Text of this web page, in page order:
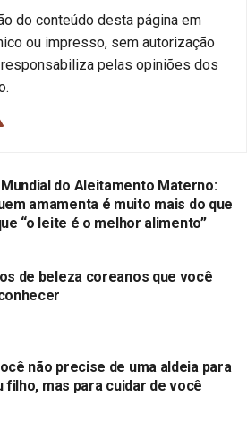
do conteúdo desta página em
ou impresso, sem autorização
pelas opiniões dos
do Aleitamento Materno:
amamenta é muito mais do que
“o leite é o melhor alimento”
de beleza coreanos que você
não precise de uma aldeia para
filho, mas para cuidar de você